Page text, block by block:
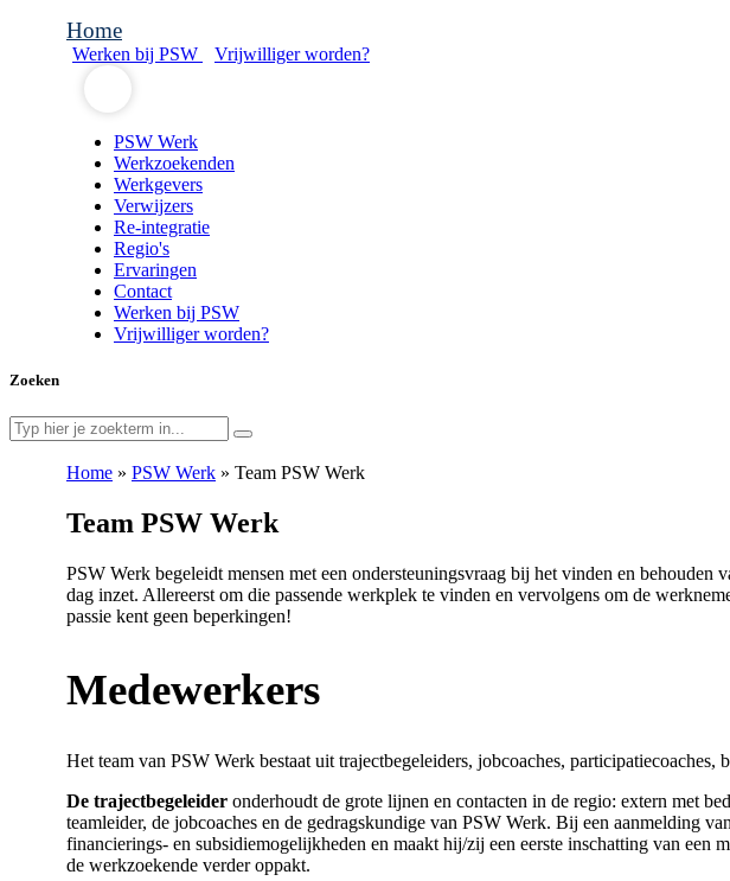
Home
Werken bij PSW Vrijwilliger worden?
PSW Werk
Werkzoekenden
Werkgevers
Verwijzers
Re-integratie
Regio's
Ervaringen
Contact
Werken bij PSW
Vrijwilliger worden?
Zoeken
Home » PSW Werk » Team PSW Werk
Team PSW Werk
PSW Werk begeleidt mensen met een ondersteuningsvraag bij het vinden en
dag inzet. Allereerst om die passende werkplek te vinden en vervolgens om de
passie kent geen beperkingen!
Medewerkers
Het team van PSW Werk bestaat uit trajectbegeleiders, jobcoaches,
De trajectbegeleider onderhoudt de grote lijnen en contacten in de regio: extern met
teamleider, de jobcoaches en de gedragskundige van PSW Werk. Bij een aanmelding
financierings- en subsidiemogelijkheden en maakt hij/zij een eerste inschatting van een
de werkzoekende verder oppakt.